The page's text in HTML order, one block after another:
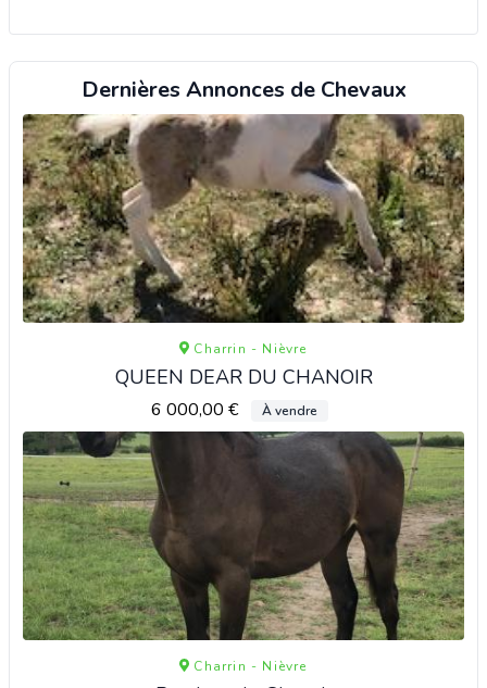
Dernières Annonces de Chevaux
Charrin - Nièvre
QUEEN DEAR DU CHANOIR
6 000,00 € À vendre
Charrin - Nièvre